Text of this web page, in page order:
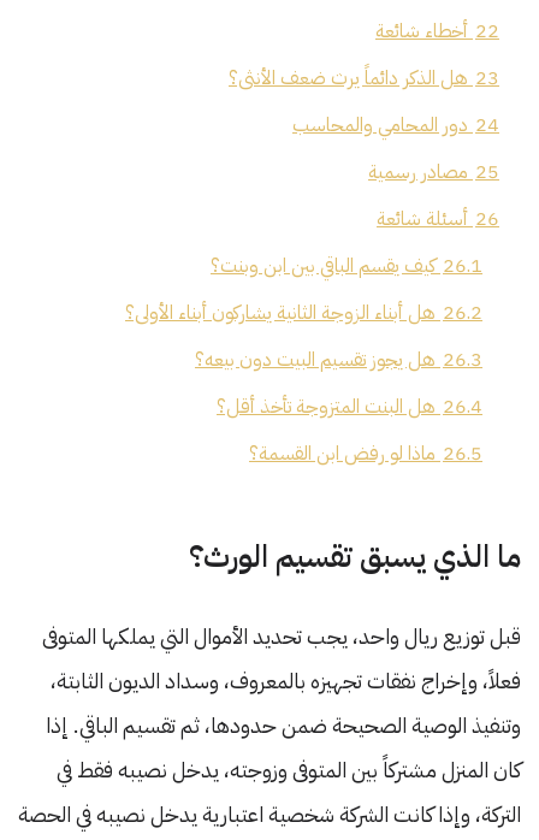
22 أخطاء شائعة
23 هل الذكر دائماً يرث ضعف الأنثى؟
24 دور المحامي والمحاسب
25 مصادر رسمية
26 أسئلة شائعة
26.1 كيف يقسم الباقي بين ابن وبنت؟
26.2 هل أبناء الزوجة الثانية يشاركون أبناء الأولى؟
26.3 هل يجوز تقسيم البيت دون بيعه؟
26.4 هل البنت المتزوجة تأخذ أقل؟
26.5 ماذا لو رفض ابن القسمة؟
ما الذي يسبق تقسيم الورث؟
قبل توزيع ريال واحد، يجب تحديد الأموال التي يملكها المتوفى
فعلاً، وإخراج نفقات تجهيزه بالمعروف، وسداد الديون الثابتة،
وتنفيذ الوصية الصحيحة ضمن حدودها، ثم تقسيم الباقي. إذا
كان المنزل مشتركاً بين المتوفى وزوجته، يدخل نصيبه فقط في
التركة، وإذا كانت الشركة شخصية اعتبارية يدخل نصيبه في الحصة